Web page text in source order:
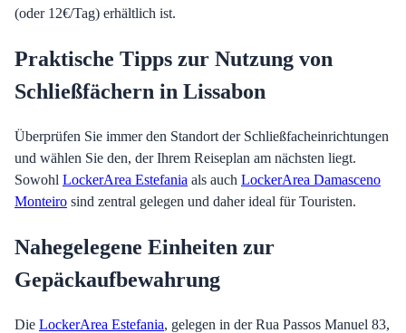
(oder 12€/Tag) erhältlich ist.
Praktische Tipps zur Nutzung von
Schließfächern in Lissabon
Überprüfen Sie immer den Standort der Schließfacheinrichtungen
und wählen Sie den, der Ihrem Reiseplan am nächsten liegt.
Sowohl LockerArea Estefania als auch LockerArea Damasceno
Monteiro sind zentral gelegen und daher ideal für Touristen.
Nahegelegene Einheiten zur
Gepäckaufbewahrung
Die LockerArea Estefania, gelegen in der Rua Passos Manuel 83,